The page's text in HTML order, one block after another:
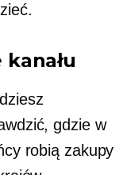
gdzie w
robią zakupy